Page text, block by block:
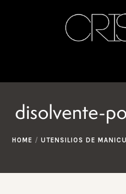
disolvente-
HOME / UTENSILIOS DE